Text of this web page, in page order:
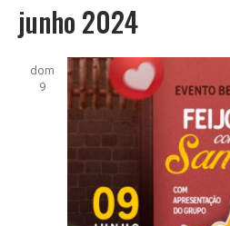
junho 2024
dom
9